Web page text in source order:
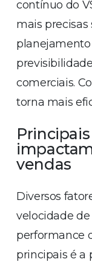
contínuo do
mais precisas
planejamento
comerciais.
torna mais
vendas
Diversos
velocidade
performance
principais é a